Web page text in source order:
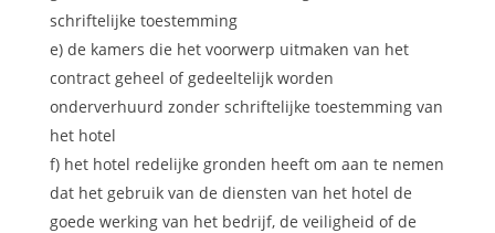
schriftelijke toestemming
e) de kamers die het voorwerp uitmaken van het
contract geheel of gedeeltelijk worden
onderverhuurd zonder schriftelijke toestemming van
het hotel
f) het hotel redelijke gronden heeft om aan te nemen
dat het gebruik van de diensten van het hotel de
goede werking van het bedrijf, de veiligheid of de